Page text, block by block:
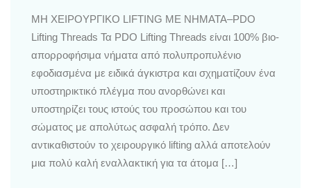
ΜΗ ΧΕΙΡΟΥΡΓΙΚΟ LIFTING ΜΕ ΝΗΜΑΤΑ–PDO
Lifting Threads Τα PDO Lifting Threads είναι 100% βιο-
απορροφήσιμα νήματα από πολυπροπυλένιο
εφοδιασμένα με ειδικά άγκιστρα και σχηματίζουν ένα
υποστηρικτικό πλέγμα που ανορθώνει και
υποστηρίζει τους ιστούς του προσώπου και του
σώματος με απολύτως ασφαλή τρόπο. Δεν
αντικαθιστούν το χειρουργικό lifting αλλά αποτελούν
μια πολύ καλή εναλλακτική για τα άτομα […]